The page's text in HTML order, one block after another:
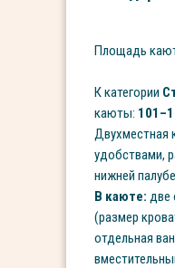
Площадь
К категории
каюты:
Двухместная
удобствами,
нижней
В каюте: две
(размер
отдельная